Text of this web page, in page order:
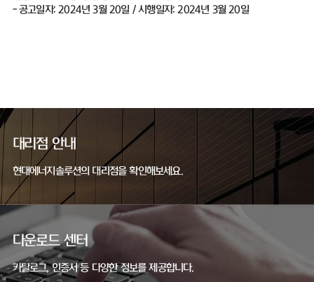
-공고일자: 2024년3월 20일 /시행일자: 2024년 3월20일
대리점 안내
현대에너지솔루션의 대리점을 확인해보세요.
다운로드 센터
카탈로그, 인증서 등 다양한 정보를 제공합니다.